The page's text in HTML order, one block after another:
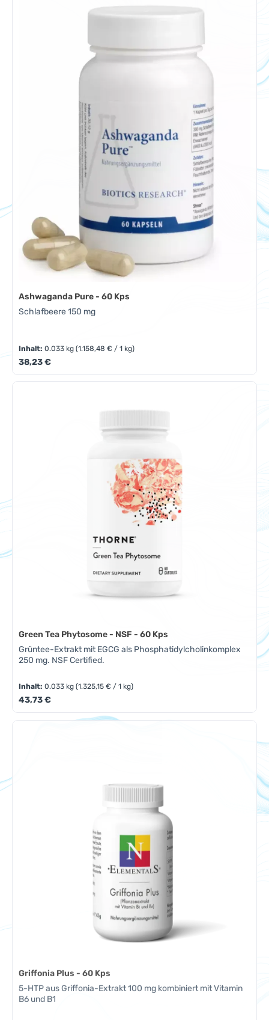
Ashwaganda Pure - 60 Kps
Schlafbeere 150 mg
Inhalt:0.033 kg(1.158,48 € / 1 kg)
Regulärer Preis:
38,23 €
Green Tea Phytosome - NSF - 60 Kps
Grüntee-Extrakt mit EGCG als Phosphatidylcholinkomplex
250 mg. NSF Certified.
Inhalt:0.033 kg(1.325,15 € / 1 kg)
Regulärer Preis:
43,73 €
Griffonia Plus - 60 Kps
5-HTP aus Griffonia-Extrakt 100 mg kombiniert mit Vitamin
B6 und B1